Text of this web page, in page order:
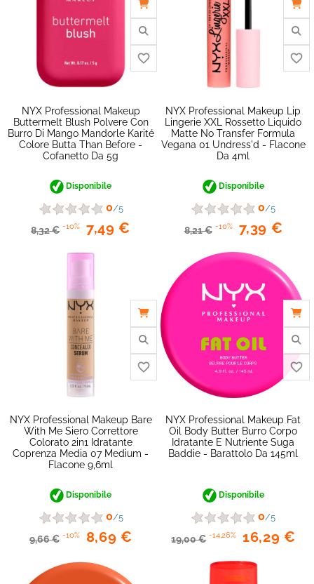
favorite_border
NYX Professional Makeup
Buttermelt Blush Polvere Con
Burro Di Mango Mandorle Karité
Colore Butta Than Before -
Cofanetto Da 5g
Disponibile
0/5
8,32 € -10% 7,49 €
NYX Professional Makeup Lip
Lingerie XXL Rossetto Liquido
Matte No Transfer Formula
Vegana 01 Undress'd - Flacone
Da 4ml
Disponibile
0/5
8,21 € -10% 7,39 €
NYX Professional Makeup Bare
With Me Siero Correttore
Colorato 2in1 Idratante
Coprenza Media 07 Medium -
Flacone 9,6ml
Disponibile
0/5
9,66 € -10% 8,69 €
NYX Professional Makeup Fat
Oil Body Butter Burro Corpo
Idratante E Nutriente Suga
Baddie - Barattolo Da 145ml
Disponibile
0/5
19,00 € -14,26% 16,29 €